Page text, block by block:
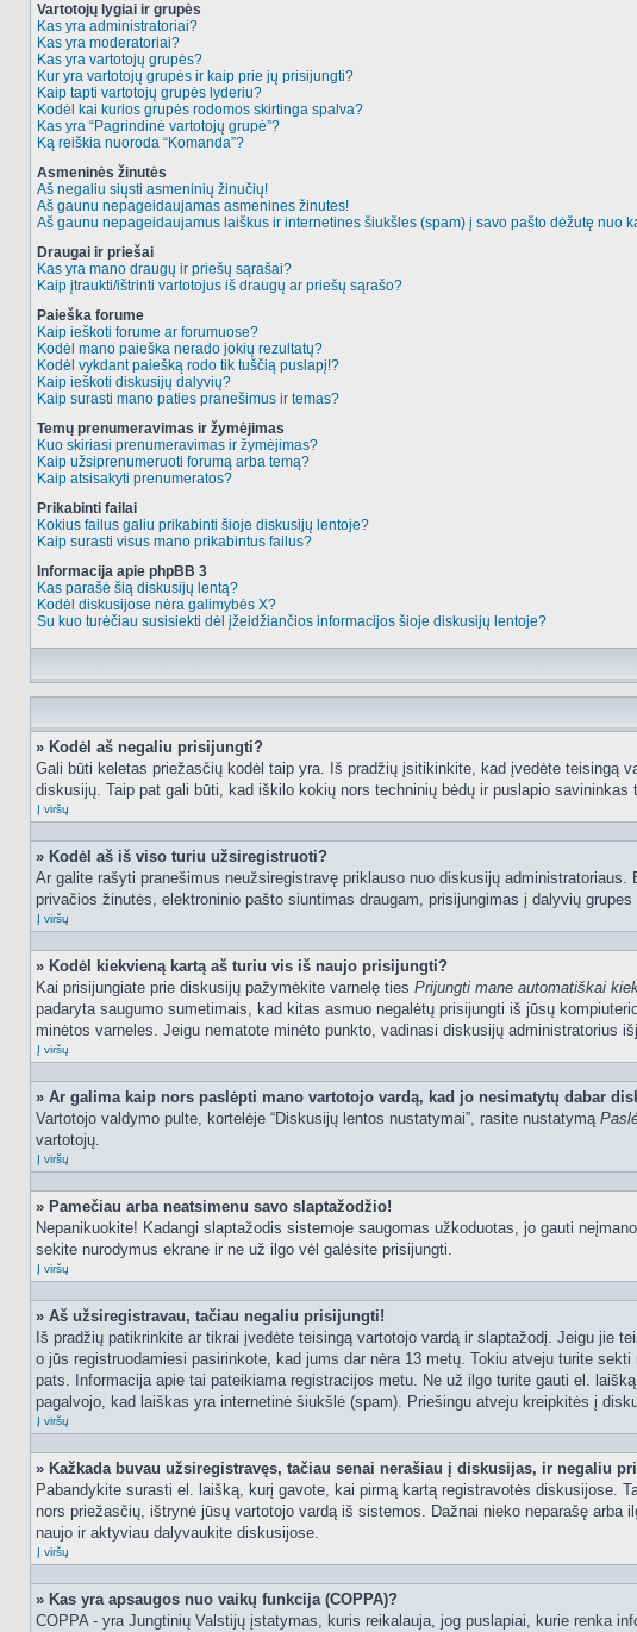
Vartotojų lygiai ir grupės
Kas yra administratoriai?
Kas yra moderatoriai?
Kas yra vartotojų grupės?
Kur yra vartotojų grupės ir kaip prie jų prisijungti?
Kaip tapti vartotojų grupės lyderiu?
Kodėl kai kurios grupės rodomos skirtinga spalva?
Kas yra “Pagrindinė vartotojų grupė”?
Ką reiškia nuoroda “Komanda”?
Asmeninės žinutės
Aš negaliu siųsti asmeninių žinučių!
Aš gaunu nepageidaujamas asmenines žinutes!
Aš gaunu nepageidaujamus laiškus ir internetines šiukšles (spam) į savo pašto dėžutę nuo
Draugai ir priešai
Kas yra mano draugų ir priešų sąrašai?
Kaip įtraukti/ištrinti vartotojus iš draugų ar priešų sąrašo?
Paieška forume
Kaip ieškoti forume ar forumuose?
Kodėl mano paieška nerado jokių rezultatų?
Kodėl vykdant paiešką rodo tik tuščią puslapį!?
Kaip ieškoti diskusijų dalyvių?
Kaip surasti mano paties pranešimus ir temas?
Temų prenumeravimas ir žymėjimas
Kuo skiriasi prenumeravimas ir žymėjimas?
Kaip užsiprenumeruoti forumą arba temą?
Kaip atsisakyti prenumeratos?
Prikabinti failai
Kokius failus galiu prikabinti šioje diskusijų lentoje?
Kaip surasti visus mano prikabintus failus?
Informacija apie phpBB 3
Kas parašė šią diskusijų lentą?
Kodėl diskusijose nėra galimybės X?
Su kuo turėčiau susisiekti dėl įžeidžiančios informacijos šioje diskusijų lentoje?
» Kodėl aš negaliu prisijungti?
Gali būti keletas priežasčių kodėl taip yra. Iš pradžių įsitikinkite, kad įvedėte teisingą
diskusijų. Taip pat gali būti, kad iškilo kokių nors techninių bėdų ir puslapio savininkas
Į viršų
» Kodėl aš iš viso turiu užsiregistruoti?
Ar galite rašyti pranešimus neužsiregistravę priklauso nuo diskusijų
privačios žinutės, elektroninio pašto siuntimas draugam, prisijungimas į dalyvių
Į viršų
» Kodėl kiekvieną kartą aš turiu vis iš naujo prisijungti?
Kai prisijungiate prie diskusijų pažymėkite varnelę ties Prijungti mane automatiškai
padaryta saugumo sumetimais, kad kitas asmuo negalėtų prisijungti iš jūsų
minėtos varneles. Jeigu nematote minėto punkto, vadinasi diskusijų administratorius
Į viršų
» Ar galima kaip nors paslėpti mano vartotojo vardą, kad jo nesimatytų dabar
Vartotojo valdymo pulte, kortelėje “Diskusijų lentos nustatymai”, rasite nustatymą
vartotojų.
Į viršų
» Pamečiau arba neatsimenu savo slaptažodžio!
Nepanikuokite! Kadangi slaptažodis sistemoje saugomas užkoduotas, jo gauti
sekite nurodymus ekrane ir ne už ilgo vėl galėsite prisijungti.
Į viršų
» Aš užsiregistravau, tačiau negaliu prisijungti!
Iš pradžių patikrinkite ar tikrai įvedėte teisingą vartotojo vardą ir slaptažodį. Jeigu jie
o jūs registruodamiesi pasirinkote, kad jums dar nėra 13 metų. Tokiu atveju turite
pats. Informacija apie tai pateikiama registracijos metu. Ne už ilgo turite gauti el.
pagalvojo, kad laiškas yra internetinė šiukšlė (spam). Priešingu atveju kreipkitės į
Į viršų
» Kažkada buvau užsiregistravęs, tačiau senai nerašiau į diskusijas, ir negaliu
Pabandykite surasti el. laišką, kurį gavote, kai pirmą kartą registravotės diskusijose.
nors priežasčių, ištrynė jūsų vartotojo vardą iš sistemos. Dažnai nieko neparašę
naujo ir aktyviau dalyvaukite diskusijose.
Į viršų
» Kas yra apsaugos nuo vaikų funkcija (COPPA)?
COPPA - yra Jungtinių Valstijų įstatymas, kuris reikalauja, jog puslapiai, kurie renka